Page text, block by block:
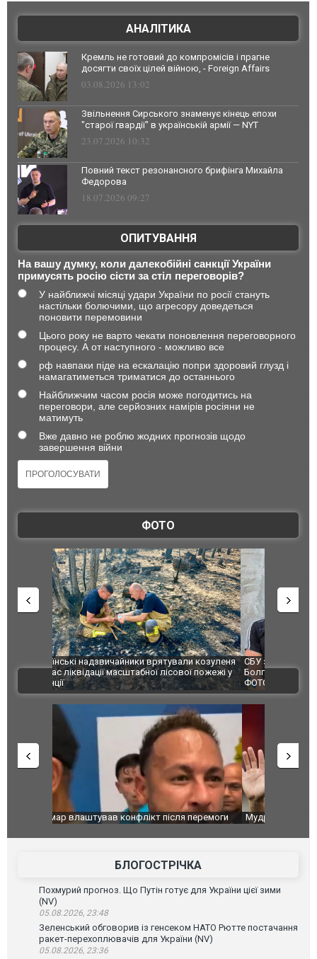
АНАЛІТИКА
Кремль не готовий до компромісів і прагне
досягти своїх цілей війною, - Foreign Affairs
03.08.2026 13:02
Звільнення Сирського знаменує кінець епохи
"старої гвардії" в українській армії — NYT
23.07.2026 10:32
Повний текст резонансного брифінга Михайла
Федорова
18.07.2026 09:27
ОПИТУВАННЯ
На вашу думку, коли далекобійні санкції України
примусять росію сісти за стіл переговорів?
У найближчі місяці удари України по росії стануть
настільки болючими, що агресору доведеться
поновити перемовини
Цього року не варто чекати поновлення переговорного
процесу. А от наступного - можливо все
рф навпаки піде на ескалацію попри здоровий глузд і
намагатиметься триматися до останнього
Найближчим часом росія може погодитись на
переговори, але серйозних намірів росіяни не
матимуть
Вже давно не роблю жодних прогнозів щодо
завершення війни
ФОТО
пожежі у
СБУ за сприяння Нацполіції та правоохоронців
Болгарії затримала міжнародного наркобарона.
ФОТО
Росіяни
одна
ВІДЕО
Мудрик провів перший матч за "Челсі" після
під час
Франції
БЛОГОСТРІЧКА
Похмурий прогноз. Що Путін готує для України цієї зими
(NV)
05.08.2026, 23:48
Зеленський обговорив із генсеком НАТО Рютте постачання
ракет-перехоплювачів для України (NV)
05.08.2026, 23:36